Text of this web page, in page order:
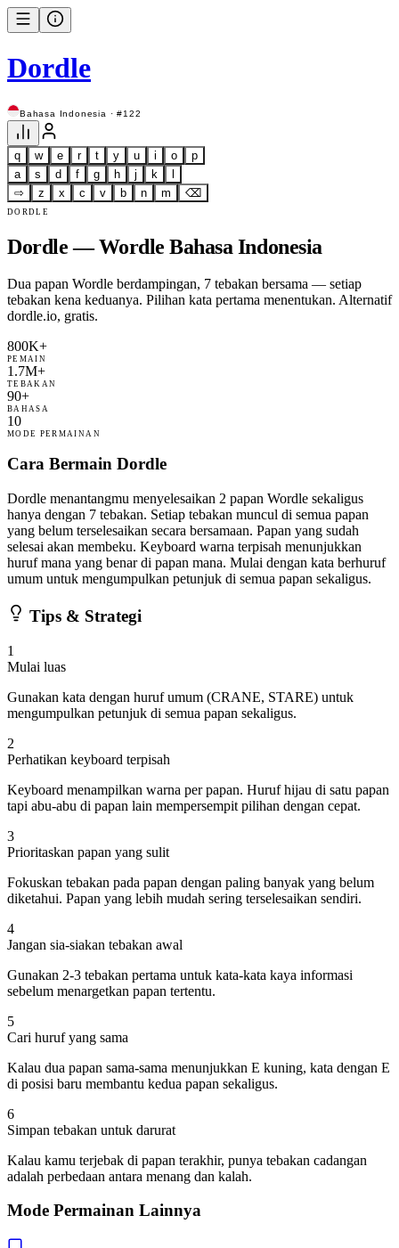
Dordle
Bahasa Indonesia · #122
q w e r t y u i o
p
a
s d f g h j k
⇨
z x c v b n m ⌫
DORDLE
Dordle — Wordle Bahasa Indonesia
Dua papan Wordle berdampingan, 7 tebakan bersama — setiap
tebakan kena keduanya. Pilihan kata pertama menentukan. Alternatif
dordle.io, gratis.
800K+
PEMAIN
1.7M+
TEBAKAN
90+
BAHASA
10
MODE PERMAINAN
Cara Bermain Dordle
Dordle menantangmu menyelesaikan 2 papan Wordle sekaligus
hanya dengan 7 tebakan. Setiap tebakan muncul di semua papan
yang belum terselesaikan secara bersamaan. Papan yang sudah
selesai akan membeku. Keyboard warna terpisah menunjukkan
huruf mana yang benar di papan mana. Mulai dengan kata berhuruf
umum untuk mengumpulkan petunjuk di semua papan sekaligus.
Tips & Strategi
1
Mulai luas
Gunakan kata dengan huruf umum (CRANE, STARE) untuk
mengumpulkan petunjuk di semua papan sekaligus.
2
Perhatikan keyboard terpisah
Keyboard menampilkan warna per papan. Huruf hijau di satu papan
tapi abu-abu di papan lain mempersempit pilihan dengan cepat.
3
Prioritaskan papan yang sulit
Fokuskan tebakan pada papan dengan paling banyak yang belum
diketahui. Papan yang lebih mudah sering terselesaikan sendiri.
4
Jangan sia-siakan tebakan awal
Gunakan 2-3 tebakan pertama untuk kata-kata kaya informasi
sebelum menargetkan papan tertentu.
5
Cari huruf yang sama
Kalau dua papan sama-sama menunjukkan E kuning, kata dengan E
di posisi baru membantu kedua papan sekaligus.
6
Simpan tebakan untuk darurat
Kalau kamu terjebak di papan terakhir, punya tebakan cadangan
adalah perbedaan antara menang dan kalah.
Mode Permainan Lainnya